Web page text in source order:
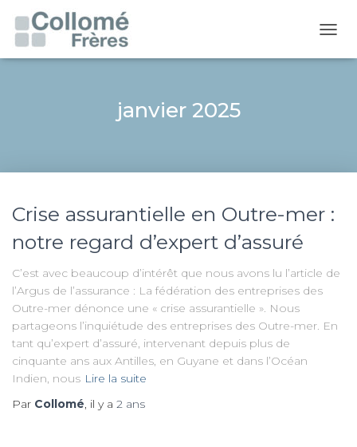
janvier 2025
Crise assurantielle en Outre-mer :
notre regard d’expert d’assuré
C’est avec beaucoup d’intérêt que nous avons lu l’article de
l’Argus de l’assurance : La fédération des entreprises des
Outre-mer dénonce une « crise assurantielle ». Nous
partageons l’inquiétude des entreprises des Outre-mer. En
tant qu’expert d’assuré, intervenant depuis plus de
cinquante ans aux Antilles, en Guyane et dans l’Océan
Indien, nous Lire la suite
Par Collomé, il y a 2 ans